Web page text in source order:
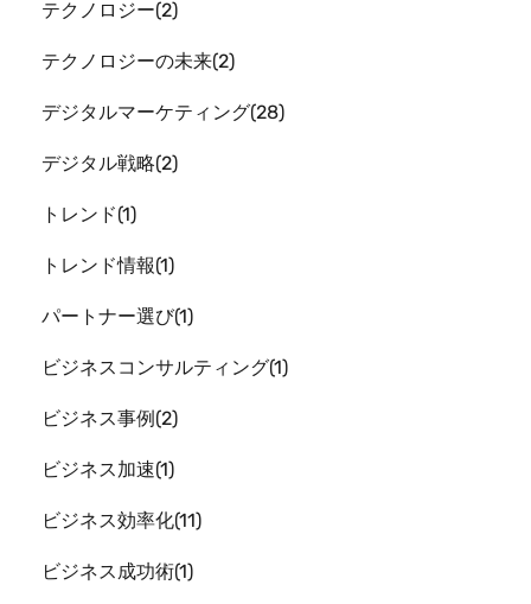
テクノロジー 2
テクノロジーの未来 2
デジタルマーケティング 28
デジタル戦略 2
トレンド 1
トレンド情報 1
パートナー選び 1
ビジネスコンサルティング 1
ビジネス事例 2
ビジネス加速 1
ビジネス効率化 11
ビジネス成功術 1